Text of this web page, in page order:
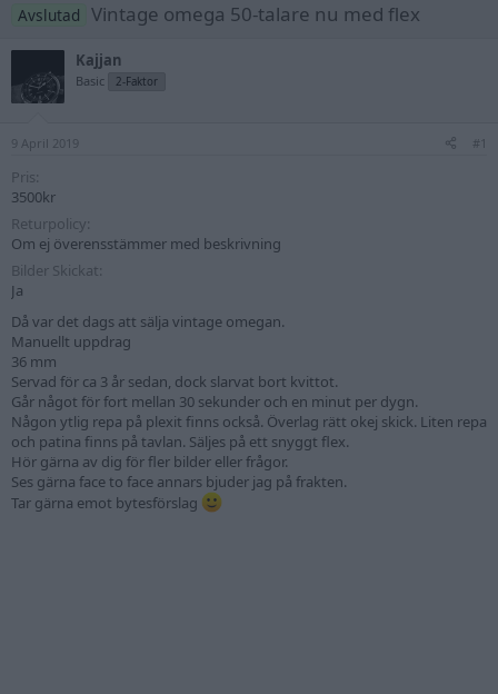
Avslutad Vintage omega 50-talare nu med flex
Kajjan
Basic 2-Faktor
9 April 2019 #1
Pris
3500kr
Returpolicy
Om ej överensstämmer med beskrivning
Bilder Skickat
Ja
Då var det dags att sälja vintage omegan.
Manuellt uppdrag
36 mm
Servad för ca 3 år sedan, dock slarvat bort kvittot.
Går något för fort mellan 30 sekunder och en minut per dygn.
Någon ytlig repa på plexit finns också. Överlag rätt okej skick. Liten repa
och patina finns på tavlan. Säljes på ett snyggt flex.
Hör gärna av dig för fler bilder eller frågor.
Ses gärna face to face annars bjuder jag på frakten.
Tar gärna emot bytesförslag